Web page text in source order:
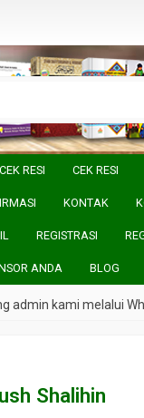
CEK RESI CEK RESI
KONTAK
REGISTRASI
ANDA BLOG
kami melalui
Shalihin